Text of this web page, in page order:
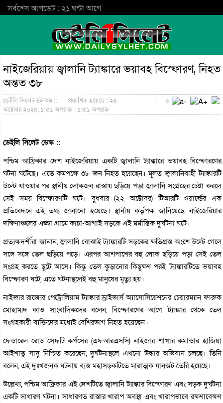
সর্বশেষ আপডেট : ২১ ঘন্টা আগে
নাইজেরিয়ায় জ্বালানি ট্যাঙ্কারে ভয়াবহ বিস্ফোরণ, নিহত
অন্তত ৩৮
ডেইলি সিলেট ডট কম ::
প্রকাশিত হয়েছে : ২২
অক্টোবর ২০২৫, ১:৫১ অপরাহ্ন | ১:৫১ অপরাহ্ন
| ০
ডেইলি সিলেট ডেস্ক ::
পশ্চিম আফ্রিকার দেশ নাইজেরিয়ায় একটি জ্বালানি ট্যাঙ্কারে ভয়াবহ বিস্ফোরণের
ঘটনা ঘটেছে। এতে কমপক্ষে ৩৮ জন নিহত হয়েছেন। মূলত জ্বালানিবাহী ট্যাঙ্কারটি
উল্টে যাওয়ার পর স্থানীয় লোকজন রাস্তায় ছড়িয়ে পড়া জ্বালানি সংগ্রহের চেষ্টা করলে
সেই সময় বিস্ফোরণটি ঘটে। বুধবার (২২ অক্টোবর) টিআরটি ওয়ার্ল্ডের এক
প্রতিবেদনে এই তথ্য জানানো হয়েছে। স্থানীয় কর্তৃপক্ষ জানিয়েছে, নাইজেরিয়ার
দক্ষিণাঞ্চলের এজ্জা গ্রামে কাচা-আগাই সড়কে এই মর্মান্তিক দুর্ঘটনা ঘটে।
প্রত্যক্ষদর্শীরা জানান, জ্বালানি বোঝাই ট্যাঙ্কারটি সড়কের ক্ষতিগ্রস্ত অংশে উল্টে গেলে
সঙ্গে সঙ্গে তেল ছড়িয়ে পড়ে। এরপর আশপাশের বহু লোক ছড়িয়ে পড়া সেই তেল
সংগ্রহ করতে ছুটে আসে। কিন্তু তেল কুড়ানোর কিছুক্ষণ পরই ট্যাঙ্কারটিতে ভয়াবহ
বিস্ফোরণ ঘটে, এতে ঘটনাস্থলেই বহু মানুষের মৃত্যু হয়।
নাইজার রাজ্যের পেট্রোলিয়াম ট্যাঙ্কার ড্রাইভার্স অ্যাসোসিয়েশনের চেয়ারম্যান ফারুক
মোহাম্মদ কাও সাংবাদিকদের বলেন, বিস্ফোরণের আগে ট্যাঙ্কার থেকে তেল
সংগ্রহকারী ব্যক্তিদের মধ্যেই বেশিরভাগ নিহত হয়েছেন।
ফেডারেল রোড সেফটি কর্পসের (এফআরএসসি) নাইজার শাখার কমান্ডার হাজিয়া
আইশাতু সাদু নিশ্চিত করেছেন, দুর্ঘটনাস্থলে এখনো উদ্ধার অভিযান চলছে। তিনি
বলেন, এই দুঃখজনক ঘটনায় ব্যস্ত মহাসড়কটিতে মারাত্মক যানজট তৈরি হয়েছে।
উল্লেখ্য, পশ্চিম আফ্রিকার এই দেশটিতে জ্বালানি ট্যাঙ্কার বিস্ফোরণ এবং সড়ক দুর্ঘটনা
একটি সাধারণ ঘটনা। সাধারণত রাস্তার খারাপ অবস্থা এবং খারাপভাবে রক্ষণাবেক্ষণ